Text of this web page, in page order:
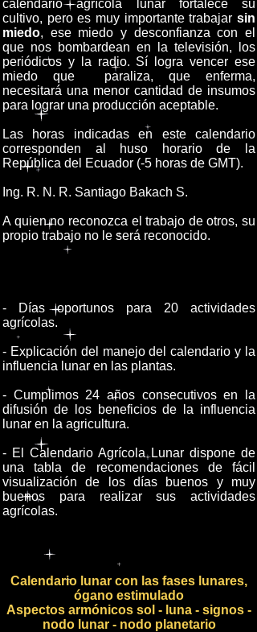
- Días oportunos para 20 actividades
agrícolas.
- Explicación del manejo del calendario y la
influencia lunar en las plantas.
- Cumplimos 24 años consecutivos en la
difusión de los beneficios de la influencia
lunar en la agricultura.
- El Calendario Agrícola Lunar dispone de
una tabla de recomendaciones de fácil
visualización de los días buenos y muy
buenos para realizar sus actividades
agrícolas.
Calendario lunar con las fases lunares,
ógano estimulado
Aspectos armónicos sol - luna - signos -
nodo lunar - nodo planetario
calendario agrícola lunar fortalece su
cultivo, pero es muy importante trabajar sin
miedo, ese miedo y desconfianza con el
que nos bombardean en la televisión, los
periódicos y la radio. Sí logra vencer ese
miedo que paraliza, que enferma,
necesitará una menor cantidad de insumos
para lograr una producción aceptable.
Las horas indicadas en este calendario
corresponden al huso horario de la
República del Ecuador (-5 horas de GMT).
Ing. R. N. R. Santiago Bakach S.
A quien no reconozca el trabajo de otros, su
propio trabajo no le será reconocido.